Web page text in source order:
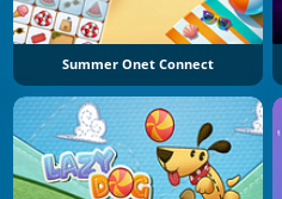
Summer Onet Connect